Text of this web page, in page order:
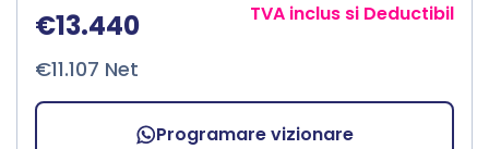
€13.440
€11.107 Net
TVA inclus si Deductibil
Programare vizionare